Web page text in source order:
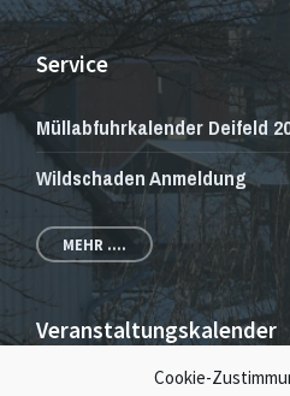
Cookie-
Service
Müllabfuhrkalender Deifeld
Wildschaden Anmeldung
MEHR ....
Veranstaltungskalender